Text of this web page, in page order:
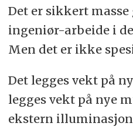
Det er sikkert
ingeniør-arbeide i
Men det er ikke
Det legges vekt på
legges vekt på nye
ekstern